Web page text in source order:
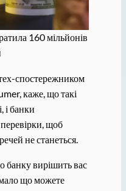
160 мільйонів
спостережником
каже, що такі
і банки
щоб
не станеться.
вирішить вас
що можете